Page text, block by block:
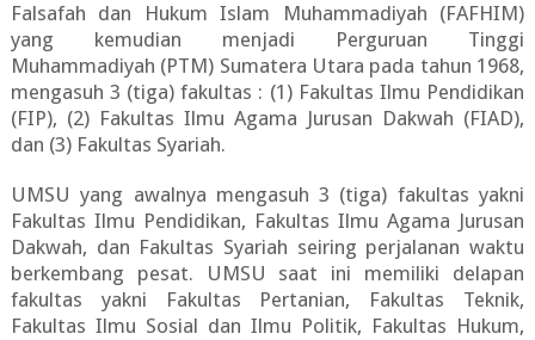
Falsafah dan Hukum Islam Muhammadiyah (FAFHIM)
yang kemudian menjadi Perguruan Tinggi
Muhammadiyah (PTM) Sumatera Utara pada tahun 1968,
mengasuh 3 (tiga) fakultas : (1) Fakultas Ilmu Pendidikan
(FIP), (2) Fakultas Ilmu Agama Jurusan Dakwah (FIAD),
dan (3) Fakultas Syariah.
UMSU yang awalnya mengasuh 3 (tiga) fakultas yakni
Fakultas Ilmu Pendidikan, Fakultas Ilmu Agama Jurusan
Dakwah, dan Fakultas Syariah seiring perjalanan waktu
berkembang pesat. UMSU saat ini memiliki delapan
fakultas yakni Fakultas Pertanian, Fakultas Teknik,
Fakultas Ilmu Sosial dan Ilmu Politik, Fakultas Hukum,